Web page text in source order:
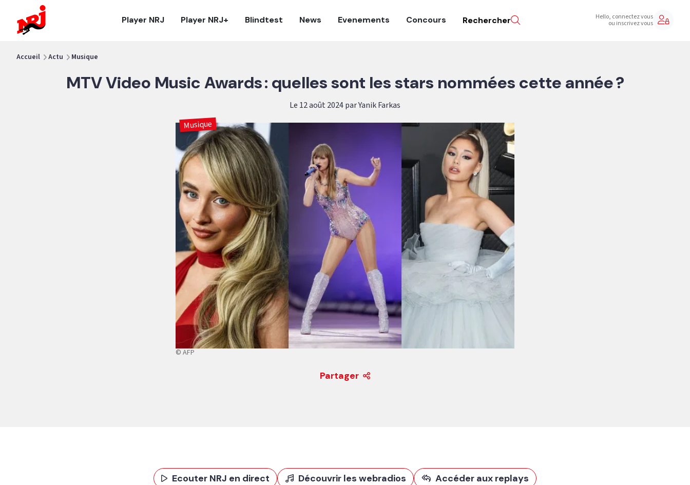
Player NRJ Player NRJ+ Blindtest News Evenements Concours Rechercher Hello, connectez vous
ou inscrivez vous
Accueil Actu Musique
MTV Video Music Awards : quelles sont les stars nommées cette année ?
Le 12 août 2024 par Yanik Farkas
Musique
© AFP
Partager
Ecouter NRJ en direct Découvrir les webradios Accéder aux replays